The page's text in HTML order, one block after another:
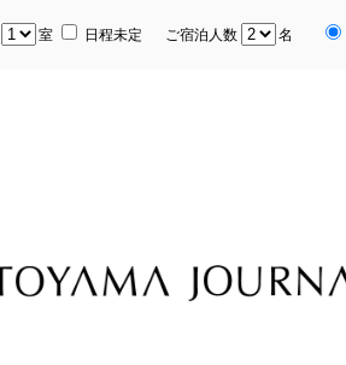
室 日程未定 ご宿泊人数 名